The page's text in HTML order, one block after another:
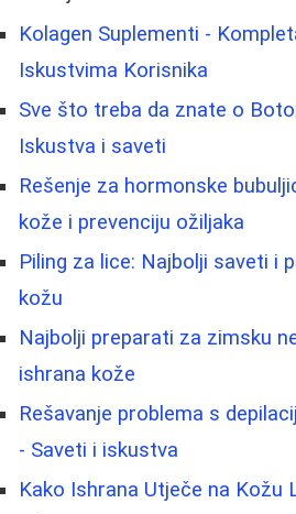
Kolagen Suplementi -
Iskustvima Korisnika
Sve što treba da znate o
Iskustva i saveti
Rešenje za hormonske
kože i prevenciju ožiljaka
Piling za lice: Najbolji saveti i
kožu
Najbolji preparati za zimsku
ishrana kože
Rešavanje problema s
- Saveti i iskustva
Kako Ishrana Utječe na Kožu